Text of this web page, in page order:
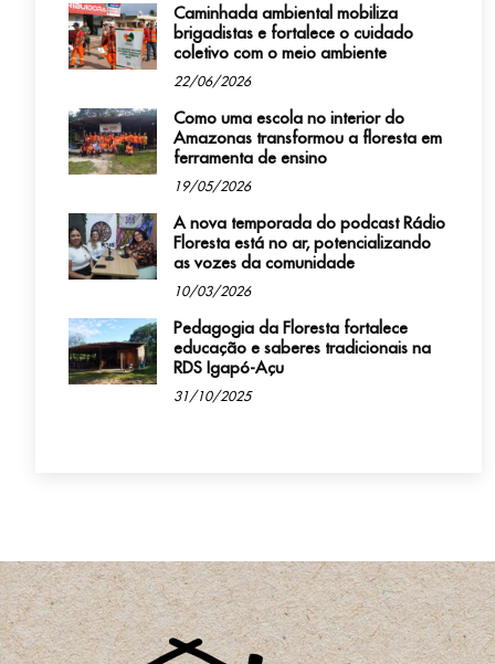
Caminhada ambiental mobiliza
brigadistas e fortalece o cuidado
coletivo com o meio ambiente
22/06/2026
Como uma escola no interior do
Amazonas transformou a floresta em
ferramenta de ensino
19/05/2026
A nova temporada do podcast Rádio
Floresta está no ar, potencializando
as vozes da comunidade
10/03/2026
Pedagogia da Floresta fortalece
educação e saberes tradicionais na
RDS Igapó-Açu
31/10/2025